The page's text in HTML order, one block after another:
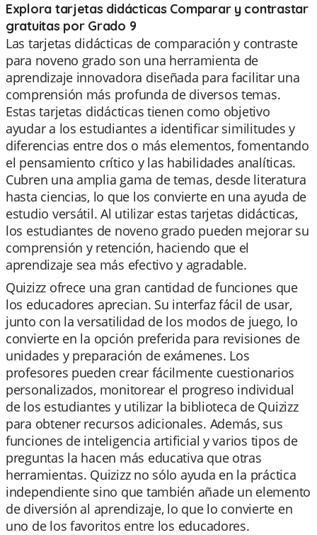
Explora tarjetas didácticas Comparar y contrastar
gratuitas por Grado 9
Las tarjetas didácticas de comparación y contraste
para noveno grado son una herramienta de
aprendizaje innovadora diseñada para facilitar una
comprensión más profunda de diversos temas.
Estas tarjetas didácticas tienen como objetivo
ayudar a los estudiantes a identificar similitudes y
diferencias entre dos o más elementos, fomentando
el pensamiento crítico y las habilidades analíticas.
Cubren una amplia gama de temas, desde literatura
hasta ciencias, lo que los convierte en una ayuda de
estudio versátil. Al utilizar estas tarjetas didácticas,
los estudiantes de noveno grado pueden mejorar su
comprensión y retención, haciendo que el
aprendizaje sea más efectivo y agradable.
Quizizz ofrece una gran cantidad de funciones que
los educadores aprecian. Su interfaz fácil de usar,
junto con la versatilidad de los modos de juego, lo
convierte en la opción preferida para revisiones de
unidades y preparación de exámenes. Los
profesores pueden crear fácilmente cuestionarios
personalizados, monitorear el progreso individual
de los estudiantes y utilizar la biblioteca de Quizizz
para obtener recursos adicionales. Además, sus
funciones de inteligencia artificial y varios tipos de
preguntas la hacen más educativa que otras
herramientas. Quizizz no sólo ayuda en la práctica
independiente sino que también añade un elemento
de diversión al aprendizaje, lo que lo convierte en
uno de los favoritos entre los educadores.